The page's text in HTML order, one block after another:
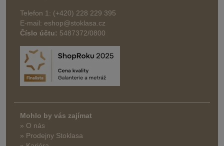
Telefon 1: (+420) 228 229 395
E-mail: eshop@stoklasa.cz
Číslo účtu: 5487372/0800
Mohlo by vás zajímat
» O nás
» Prodejny Stoklasa